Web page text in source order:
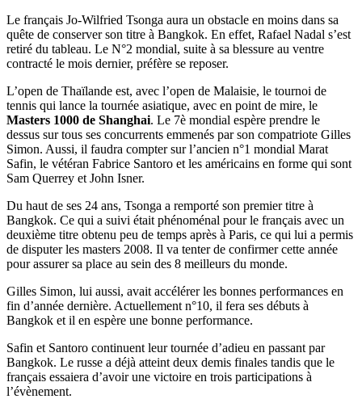
Le français Jo-Wilfried Tsonga aura un obstacle en moins dans sa
quête de conserver son titre à Bangkok. En effet, Rafael Nadal s’est
retiré du tableau. Le N°2 mondial, suite à sa blessure au ventre
contracté le mois dernier, préfère se reposer.
L’open de Thaïlande est, avec l’open de Malaisie, le tournoi de
tennis qui lance la tournée asiatique, avec en point de mire, le
Masters 1000 de Shanghai. Le 7è mondial espère prendre le
dessus sur tous ses concurrents emmenés par son compatriote Gilles
Simon. Aussi, il faudra compter sur l’ancien n°1 mondial Marat
Safin, le vétéran Fabrice Santoro et les américains en forme qui sont
Sam Querrey et John Isner.
Du haut de ses 24 ans, Tsonga a remporté son premier titre à
Bangkok. Ce qui a suivi était phénoménal pour le français avec un
deuxième titre obtenu peu de temps après à Paris, ce qui lui a permis
de disputer les masters 2008. Il va tenter de confirmer cette année
pour assurer sa place au sein des 8 meilleurs du monde.
Gilles Simon, lui aussi, avait accélérer les bonnes performances en
fin d’année dernière. Actuellement n°10, il fera ses débuts à
Bangkok et il en espère une bonne performance.
Safin et Santoro continuent leur tournée d’adieu en passant par
Bangkok. Le russe a déjà atteint deux demis finales tandis que le
français essaiera d’avoir une victoire en trois participations à
l’évènement.